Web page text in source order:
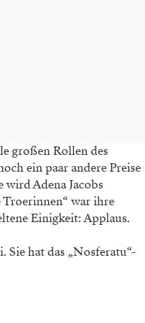
großen Rollen des
ein paar andere Preise
wird Adena Jacobs
war ihre
Einigkeit: Applaus.
Sie hat das „Nosferatu“-